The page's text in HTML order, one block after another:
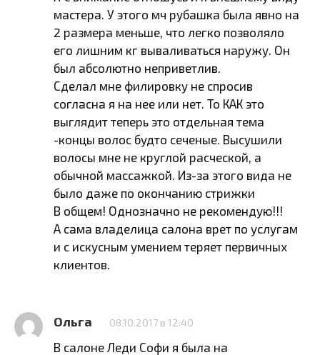
мастера. У этого мч рубашка была явно на
2 размера меньше, что легко позволяло
его лишним кг вываливаться наружу. Он
был абсолютно неприветлив.
Сделал мне филировку не спросив
согласна я на нее или нет. То КАК это
выглядит теперь это отдельная тема
-концы волос будто сеченые. Высушили
волосы мне не круглой расческой, а
обычной массажкой. Из-за этого вида не
было даже по окончанию стрижки
В общем! Однозначно не рекомендую!!!
А сама владелица салона врет по услугам
и с искусным умением теряет первичных
клиентов.
Ольга 08.10.2017 в 12:40
В салоне Леди Софи я была на